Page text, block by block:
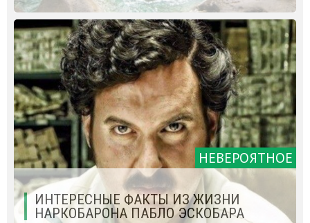
НЕВЕРОЯТНОЕ
ИНТЕРЕСНЫЕ ФАКТЫ ИЗ ЖИЗНИ
НАРКОБАРОНА ПАБЛО ЭСКОБАРА